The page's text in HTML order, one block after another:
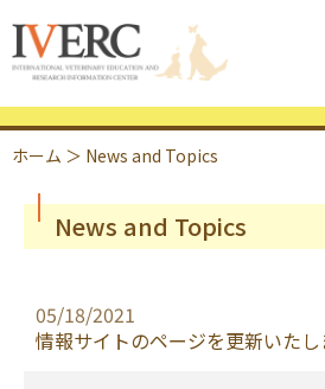
IVERC -
ホーム ＞ News and Topics
News and Topics
05/18/2021
情報サイトのページを更新いたし